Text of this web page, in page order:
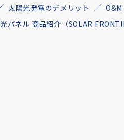
太陽光発電のデメリット
パネル 商品紹介（SOLAR